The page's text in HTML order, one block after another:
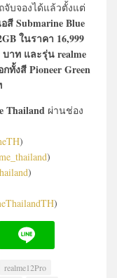
จับจองได้แล้วตั้งแต่
สี Submarine Blue
ในราคา 16,999
บาท และรุ่น realme
ทั้งสี Pioneer Green
Thailand ผ่านช่อง
)
)
)
)
realme12Pro